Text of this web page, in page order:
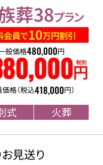
葬38プラン
会員で10万円割引
般価格480,000円
,000円
税別
格（税込418,000円）
式 火葬
見送り